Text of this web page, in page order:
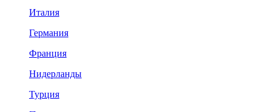
Италия
Германия
Франция
Нидерланды
Турция